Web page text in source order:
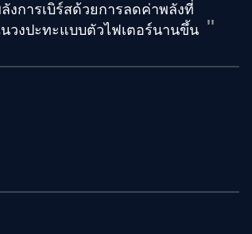
การเบิร์สด้วยการลดค่าพลังที่
วงปะทะแบบตัวไฟเตอร์นานขึ้น